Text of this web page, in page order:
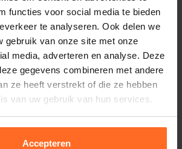
functies voor social media te bieden
te analyseren. Ook delen we
gebruik van onze site met onze
media, adverteren en analyse. Deze
gegevens combineren met andere
ze heeft verstrekt of die ze hebben
van uw gebruik van hun services.
Accepteren
100% Polyester.
eenvoudig retourneren via DHL voor
eigen kosten via PostNL. In de
u ook gratis retourneren.